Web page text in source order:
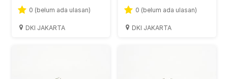
0 (belum ada ulasan)
DKI JAKARTA
0 (belum ada ulasan)
DKI JAKARTA